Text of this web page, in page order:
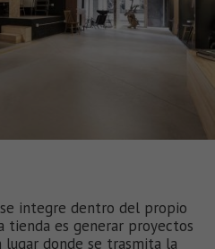
integre dentro del propio
tienda es generar proyectos
lugar donde se trasmita la